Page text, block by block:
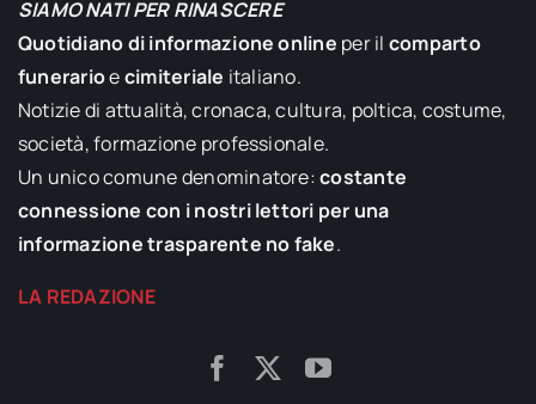
SIAMO NATI PER RINASCERE
Quotidiano di informazione online per il comparto
funerarioecimiteriale italiano.
Notizie di attualità, cronaca, cultura, poltica, costume,
società, formazione professionale.
Un unico comune denominatore:costante
connessione con i nostri lettori per una
informazione trasparente no fake.
LA REDAZIONE